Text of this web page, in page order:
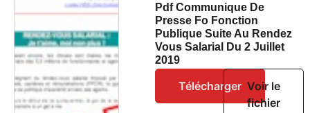
Pdf Communique De
Presse Fo Fonction
Publique Suite Au Rendez
Vous Salarial Du 2 Juillet
2019
Télécharger Voir le
fichier